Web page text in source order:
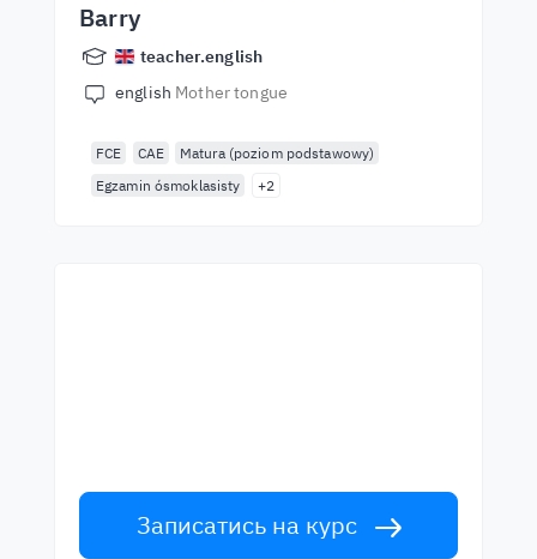
Barry
teacher.english
english Mother tongue
FCE CAE
Matura (poziom podstawowy)
Egzamin ósmoklasisty
+2
Записатись на курс